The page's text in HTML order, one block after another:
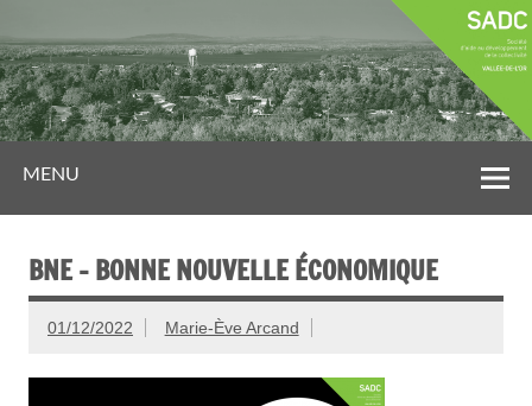
MENU
BNE – BONNE NOUVELLE ÉCONOMIQUE
01/12/2022 Marie-Ève Arcand